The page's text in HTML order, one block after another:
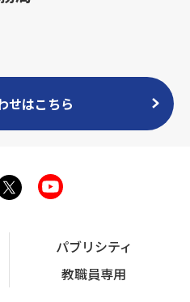
せはこちら
パブリシティ
教職員専用